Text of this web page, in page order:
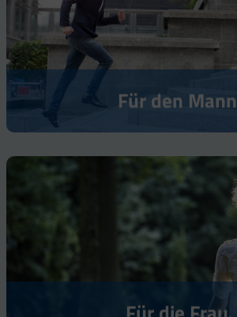
Für den Mann